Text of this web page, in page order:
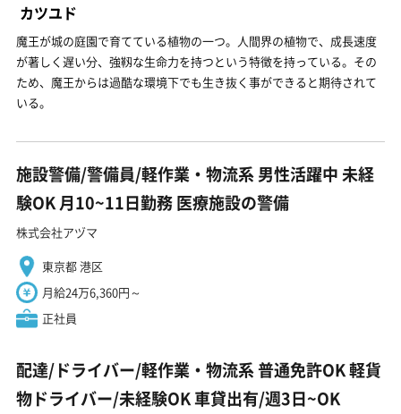
カツユド
魔王が城の庭園で育てている植物の一つ。人間界の植物で、成長速度
が著しく遅い分、強靱な生命力を持つという特徴を持っている。その
ため、魔王からは過酷な環境下でも生き抜く事ができると期待されて
いる。
施設警備/警備員/軽作業・物流系 男性活躍中 未経
験OK 月10~11日勤務 医療施設の警備
株式会社アヅマ
東京都 港区
月給24万6,360円～
正社員
配達/ドライバー/軽作業・物流系 普通免許OK 軽貨
物ドライバー/未経験OK 車貸出有/週3日~OK